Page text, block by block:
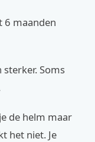
6 maanden
Soms
de helm maar
het niet. Je